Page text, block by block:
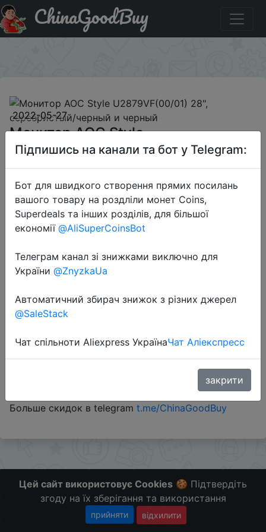
Акція на Монитор AOC Style U2879VF(00/01) 28",
серебристый/черный и черный
ChinaGoodBuy
2022-05-27
Монитор AOC Style
U2879VF(00/01) 28",
серебристый/черный и черный
15790 руб.
Sale
Больше скидок в telegram t.me/ChinaGoodBuy
Цей сайт використовує Cookies 🍪 Підтвердіть
згоду на їх зберігання та використання
прийняти відхилити
Підпишись на канали та бот у Telegram:
Бот для швидкого створення прямих посилань
вашого товару на роздліли монет Coins,
Superdeals та інших розділів, для більшої
економії @AliSuperCoinsBot
Телеграм канал зі знижками виключно для
України @ZnyzkaUa
Автоматичний збирач знижок з різних джерел
@SaleStack
Чат спільноти Aliexpress УкраїнаЧат Аліекспресс
закрити